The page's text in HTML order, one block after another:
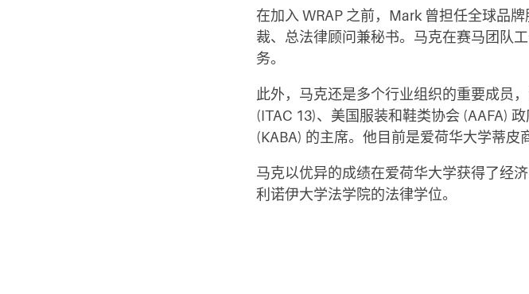
在加入 WRAP 之前，Mark 曾担任全球品
裁、总法律顾问兼秘书。马克在赛马团队
务。
此外，马克还是多个行业组织的重要成员
(ITAC 13)、美国服装和鞋类协会 (AAFA)
(KABA) 的主席。他目前是爱荷华大学蒂皮
马克以优异的成绩在爱荷华大学获得了经
利诺伊大学法学院的法律学位。